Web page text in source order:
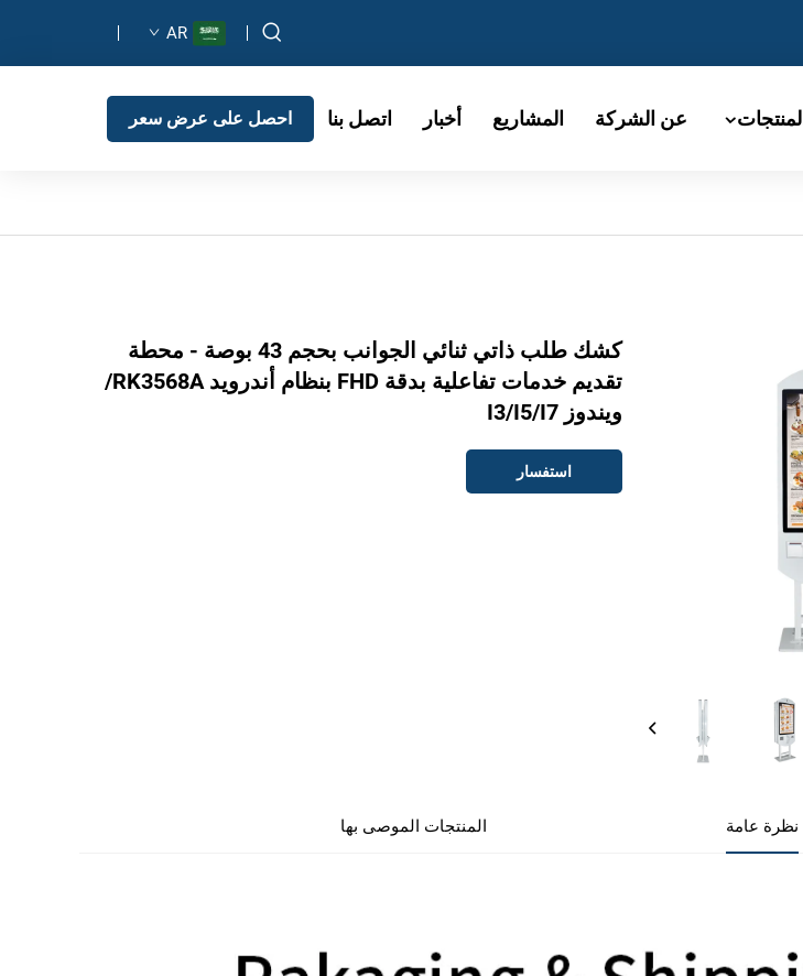
AR
المنتجات عن الشركة المشاريع أخبار اتصل بنا احصل على عرض سعر
كشك طلب ذاتي ثنائي الجوانب بحجم 43 بوصة - محطة
تقديم خدمات تفاعلية بدقة FHD بنظام أندرويد RK3568A/
ويندوز I3/I5/I7
استفسار
نظرة عامة المنتجات الموصى بها